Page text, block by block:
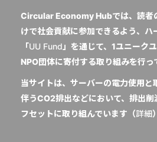
Circular Economy Hubでは、読者
けで社会貢献に参加できるよう、ハ
「UU Fund 」を通じて、1ユニーク
NPO団体に寄付する取り組みを行っ
当サイトは、サーバーの電力使用と
伴うCO2排出などにおいて、排出削
フセットに取り組んでいます（詳細